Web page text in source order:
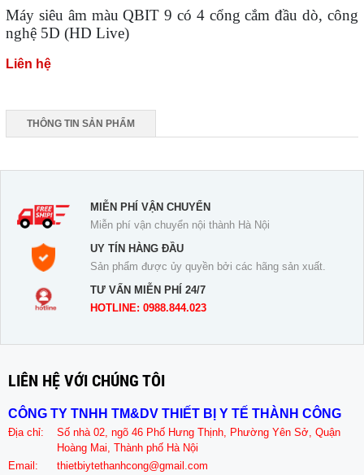
Máy siêu âm màu QBIT 9 có 4 cổng cắm đầu dò, công
nghệ 5D (HD Live)
Liên hệ
THÔNG TIN SẢN PHẨM
MIỄN PHÍ VẬN CHUYỂN
Miễn phí vận chuyển nội thành Hà Nội
UY TÍN HÀNG ĐẦU
Sản phẩm được ủy quyền bởi các hãng sản xuất.
TƯ VẤN MIỄN PHÍ 24/7
HOTLINE: 0988.844.023
LIÊN HỆ VỚI CHÚNG TÔI
CÔNG TY TNHH TM&DV THIẾT BỊ Y TẾ THÀNH CÔNG
Địa chỉ:
Số nhà 02, ngõ 46 Phố Hưng Thịnh, Phường Yên Sở, Quận
Hoàng Mai, Thành phố Hà Nội
Email:
thietbiytethanhcong@gmail.com